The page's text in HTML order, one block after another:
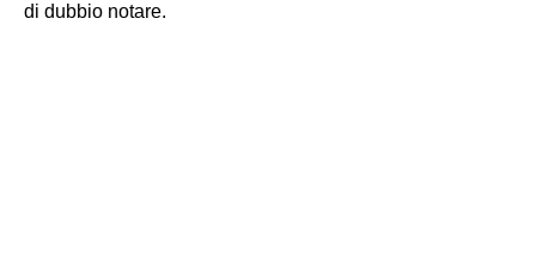
di dubbio notare.